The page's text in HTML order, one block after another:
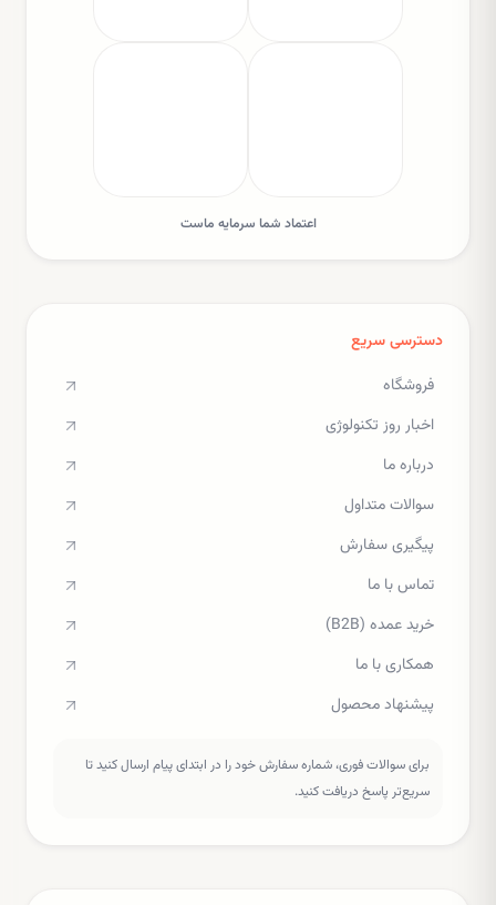
اعتماد شما سرمایه ماست
دسترسی سریع
فروشگاه
اخبار روز تکنولوژی
درباره ما
سوالات متداول
پیگیری سفارش
تماس با ما
خرید عمده (B2B)
همکاری با ما
پیشنهاد محصول
برای سوالات فوری، شماره سفارش خود را در ابتدای پیام ارسال کنید تا
سریع‌تر پاسخ دریافت کنید.